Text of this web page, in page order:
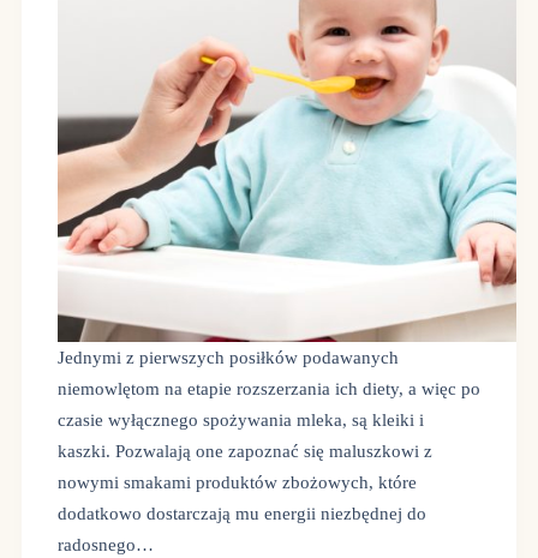
Jednymi z pierwszych posiłków podawanych
niemowlętom na etapie rozszerzania ich diety, a więc po
czasie wyłącznego spożywania mleka, są kleiki i
kaszki. Pozwalają one zapoznać się maluszkowi z
nowymi smakami produktów zbożowych, które
dodatkowo dostarczają mu energii niezbędnej do
radosnego…